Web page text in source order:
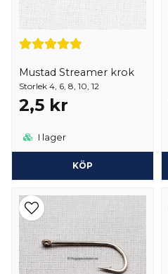
Mustad Streamer krok
Storlek 4, 6, 8, 10, 12
2,5 kr
I lager
KÖP